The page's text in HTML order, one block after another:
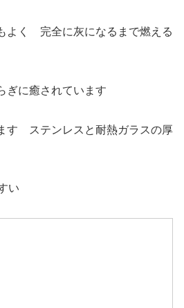
よく 完全に灰になるまで燃える
ぎに癒されています
す ステンレスと耐熱ガラスの厚
い